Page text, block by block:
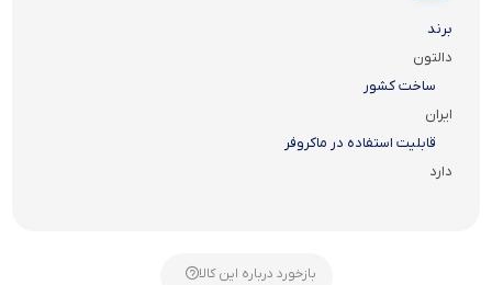
برند
دالتون
ساخت کشور
ایران
قابلیت استفاده در ماکروفر
دارد
بازخورد درباره این کالا